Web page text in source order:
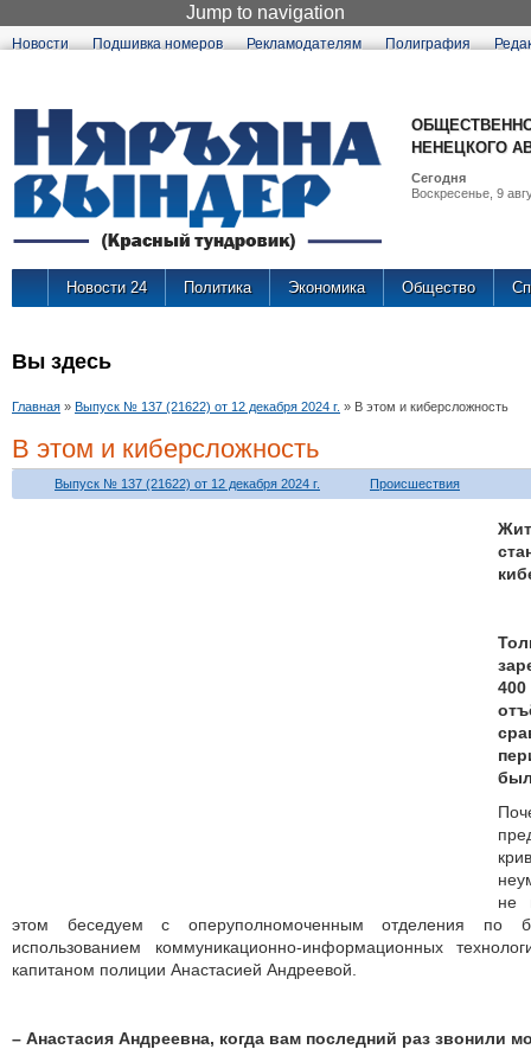
Jump to navigation
Новости Подшивка номеров Рекламодателям Полиграфия
НЕНЕЦКОГО
Сегодня
Воскресенье, 9
Новости 24 Политика Экономика Общество
Вы здесь
Главная » Выпуск № 137 (21622) от 12 декабря 2024 г. » В этом и киберсложность
В этом и киберсложность
Выпуск № 137 (21622) от 12 декабря 2024 г. Происшествия
не
этом беседуем с оперуполномоченным отделения по
использованием коммуникационно-информационных
капитаном полиции Анастасией Андреевой.
– Анастасия Андреевна, когда вам последний раз звонили